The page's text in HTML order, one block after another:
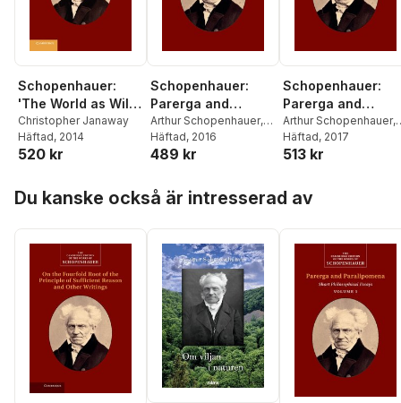
Schopenhauer:
'The World as Will
and
Representation':
Volume 1
Christopher Janaway
Häftad, 2014
520 kr
Schopenhauer:
Parerga and
Paralipomena:
Volume 1
Arthur Schopenhauer,
Sabine Roehr
Häftad, 2016
489 kr
Schopenhauer:
Parerga and
Paralipomena:
Volume 2
Arthur Schopenhauer,
Christopher Janaway
Häftad, 2017
513 kr
Du kanske också är intresserad av